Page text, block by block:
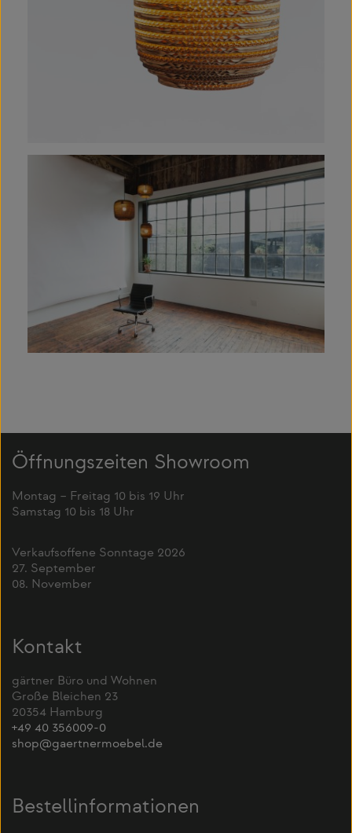
Öffnungszeiten Showroom
Montag – Freitag 10 bis 19 Uhr
Samstag 10 bis 18 Uhr
Verkaufsoffene Sonntage 2026
27. September
08. November
Kontakt
gärtner Büro und Wohnen
Große Bleichen 23
20354 Hamburg
+49 40 356009-0
shop@gaertnermoebel.de
Bestellinformationen